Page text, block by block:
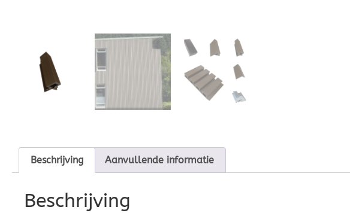
Beschrijving Aanvullende informatie
Beschrijving